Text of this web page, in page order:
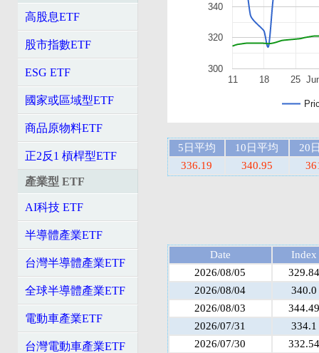
高股息ETF
股市指數ETF
ESG ETF
國家或區域型ETF
商品原物料ETF
正2反1 槓桿型ETF
產業型 ETF
AI科技 ETF
半導體產業ETF
台灣半導體產業ETF
全球半導體產業ETF
電動車產業ETF
台灣電動車產業ETF
11 18 25
300
320
340
5日平均 10日平均
20
336.19
340.95
Date
Index
2026/08/05
329.84
2026/08/04
340.0
2026/08/03
344.49
2026/07/31
334.1
2026/07/30
332.54